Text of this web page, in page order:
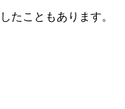
たこともあります。